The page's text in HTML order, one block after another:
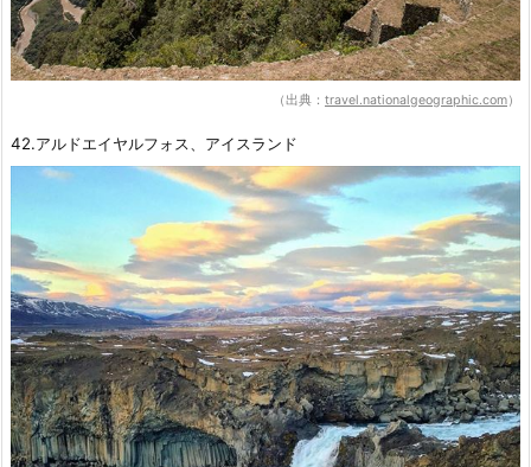
（出典： travel.nationalgeographic.com）
42.アルドエイヤルフォス、アイスランド